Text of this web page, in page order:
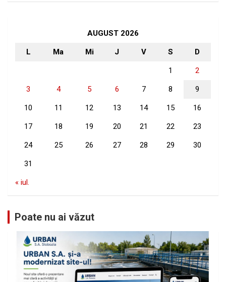
AUGUST 2026
L Ma Mi J V S D
1 2
3 4 5 6 7 8 9
10 11 12 13 14 15 16
17 18 19 20 21 22 23
24 25 26 27 28 29 30
31
« iul.
Poate nu ai văzut